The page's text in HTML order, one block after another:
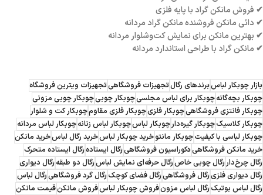
✔ فروش مانکن گراد با پایه فلزی
✔ دائی مانکن فروشنده مانکن گراد مردانه
✔ بهترین مانکن برای نمایش کت‌وشلوار مردانه
✔ مانکن گراد با طراحی استاندارد مردانه
بازار چوبکار لباسبرندهای رگالتجهیزات فروشگاهیتجهیزات ویترین فروشگاه
چوبکار بچه‌گانهچوبکار برای لباس مجلسیچوبکار چوبیچوبکار چوبی مزونی
چوبکار فانتزی فروشگاهیچوبکار فلزیچوبکار فلزی مقاومچوبکار کت و شلوار
چوبکار کلاسیکچوبکار گیره‌دارچوبکار لباسچوبکار لباس زنانهچوبکار لباس مردانه
چوبکار لباسی با کیفیتچوبکار مانتوخرید چوبکار لباسخرید رگال لباسخرید مانکن
خرید مانکن فروشگاهیدکوراسیون فروشگاهیرگال ایستادهرگال ایستاده متحرک
رگال چرخ‌داررگال چوبی خاصرگال حرفه‌ای نمایش لباسرگال دو طبقهرگال دیواری
رگال دیواری فلزیرگال فروشگاهیرگال فضای کوچکرگال گرد فروشگاهیرگال لباس
رگال لباس بوتیکرگال لباس مزونفروش چوبکار لباسفروش مانکنقیمت مانکن